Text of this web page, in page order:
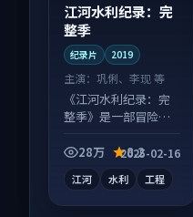
江河水利纪录：完
整季
纪录片 2019
主演： 巩俐、李现 等
《江河水利纪录：完
整季》是一部冒险向
论度高，适合配弹幕
28万 8.2
2025-02-16
江河 水利 工程